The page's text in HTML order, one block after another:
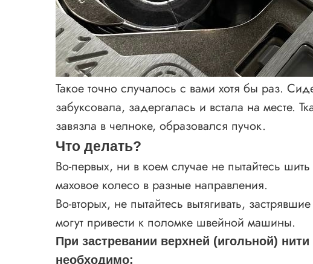
Такое точно случалось с вами хотя бы раз.
забуксовала, задергалась и встала на месте.
завязла в челноке, образовался пучок.
Что делать?
Во-первых, ни в коем случае не пытайтесь
маховое колесо в разные направления.
Во-вторых, не пытайтесь вытягивать,
могут привести к поломке швейной машины.
При застревании верхней (игольной)
необходимо: